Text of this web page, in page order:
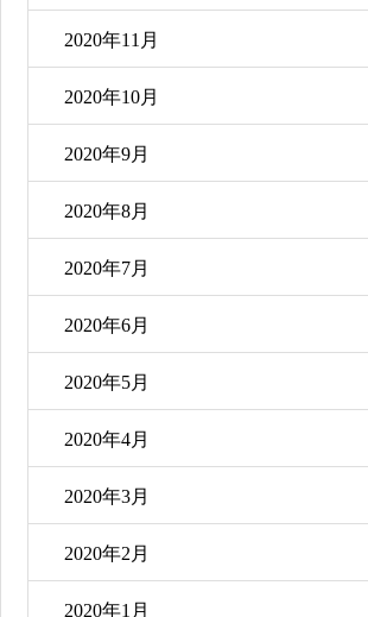
2020年11月
2020年10月
2020年9月
2020年8月
2020年7月
2020年6月
2020年5月
2020年4月
2020年3月
2020年2月
2020年1月